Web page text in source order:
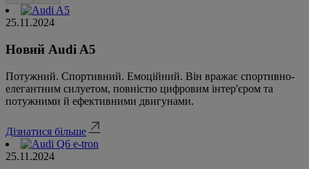
25.11.2024
Новий Audi A5
Потужний. Спортивний. Емоційний. Він вражає спортивно-
елегантним силуетом, повністю цифровим інтер'єром та
потужними й ефективними двигунами.
Дізнатися більше
25.11.2024